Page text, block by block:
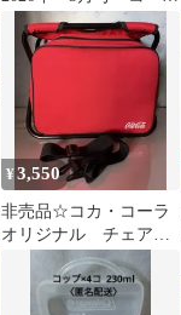
マン 撥水バッグ
¥3,550
非売品☆コカ・コーラ
オリジナル チェアー
付きピクニックセット
バック